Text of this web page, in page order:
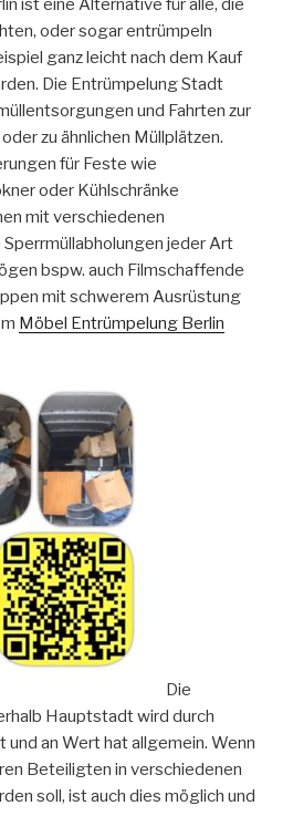
ist eine Alternative für alle, die
oder sogar entrümpeln
ganz leicht nach dem Kauf
Die Entrümpelung Stadt
und Fahrten zur
zu ähnlichen Müllplätzen.
für Feste wie
oder Kühlschränke
mit verschiedenen
jeder Art
bspw. auch Filmschaffende
mit schwerem Ausrüstung
Möbel Entrümpelung Berlin
Die
Hauptstadt wird durch
an Wert hat allgemein. Wenn
Beteiligten in verschiedenen
soll, ist auch dies möglich und